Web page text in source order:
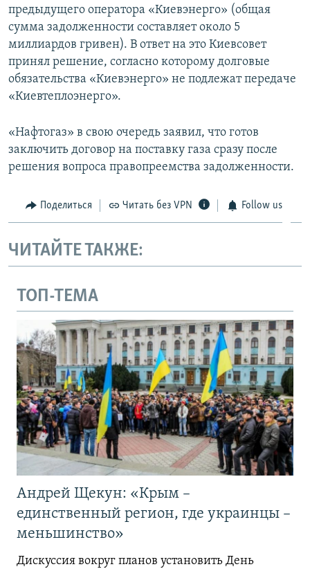
предыдущего оператора «Киевэнерго» (общая
сумма задолженности составляет около 5
миллиардов гривен). В ответ на это Киевсовет
принял решение, согласно которому долговые
обязательства «Киевэнерго» не подлежат передаче
«Киевтеплоэнерго».
«Нафтогаз» в свою очередь заявил, что готов
заключить договор на поставку газа сразу после
решения вопроса правопреемства задолженности.
Поделиться Читать без VPN Follow us
ЧИТАЙТЕ ТАКЖЕ:
ТОП-ТЕМА
Андрей Щекун: «Крым –
единственный регион, где украинцы –
меньшинство»
Дискуссия вокруг планов установить День